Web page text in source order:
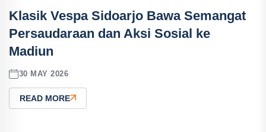
Klasik Vespa Sidoarjo Bawa Semangat
Persaudaraan dan Aksi Sosial ke
Madiun
30 MAY 2026
READ MORE